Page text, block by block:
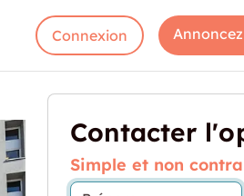
Connexion
Contacter
Simple et non